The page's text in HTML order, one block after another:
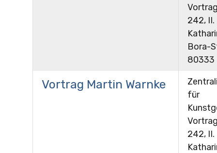
242, II.
Bora-
80333
Vortrag Martin Warnke
für
242, II.